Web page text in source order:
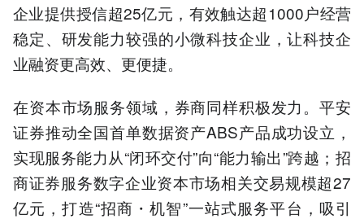
企业提供授信超25亿元，有效触达超1000户经营
稳定、研发能力较强的小微科技企业，让科技企
业融资更高效、更便捷。
在资本市场服务领域，券商同样积极发力。平安
证券推动全国首单数据资产ABS产品成功设立，
实现服务能力从“闭环交付”向“能力输出”跨越；招
商证券服务数字企业资本市场相关交易规模超27
亿元，打造“招商・机智”一站式服务平台，吸引